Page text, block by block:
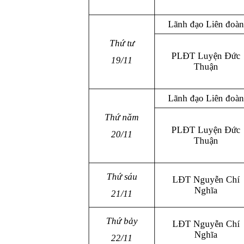
Thứ tư
19/11
Lãnh đạo Liên đoàn
PLĐT Luyện Đức
Thuận
Thứ năm
20/11
Lãnh đạo Liên đoàn
PLĐT Luyện Đức
Thuận
Thứ sáu
21/11
LĐT Nguyễn Chí
Nghĩa
Thứ bảy
22/11
LĐT Nguyễn Chí
Nghĩa